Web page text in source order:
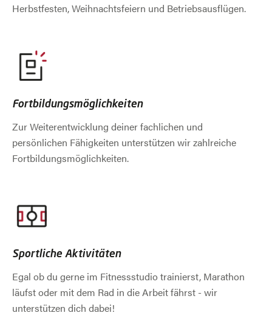
Herbstfesten, Weihnachtsfeiern und Betriebsausflügen.
Fortbildungsmöglichkeiten
Zur Weiterentwicklung deiner fachlichen und
persönlichen Fähigkeiten unterstützen wir zahlreiche
Fortbildungsmöglichkeiten.
Sportliche Aktivitäten
Egal ob du gerne im Fitnessstudio trainierst, Marathon
läufst oder mit dem Rad in die Arbeit fährst - wir
unterstützen dich dabei!